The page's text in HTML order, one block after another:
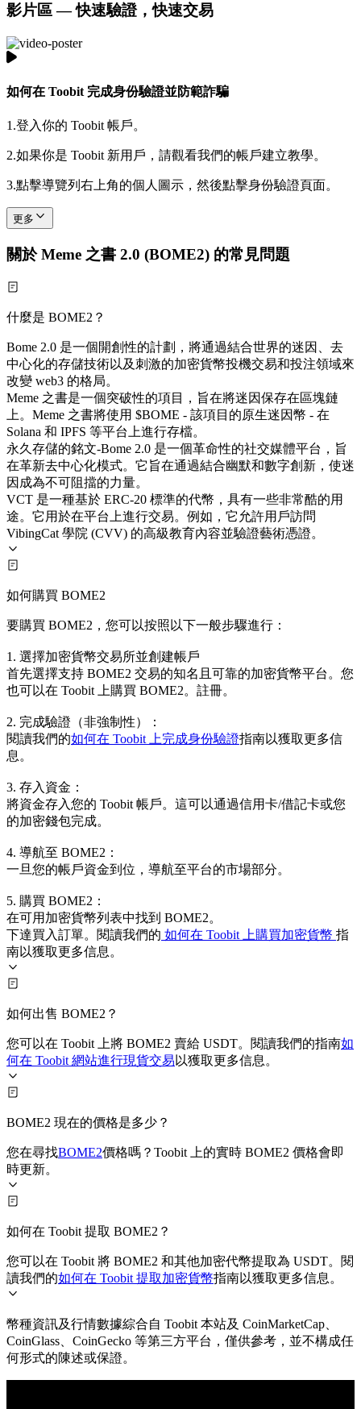
影片區 — 快速驗證，快速交易
如何在 Toobit 完成身份驗證並防範詐騙
1.登入你的 Toobit 帳戶。
2.如果你是 Toobit 新用戶，請觀看我們的帳戶建立教學。
3.點擊導覽列右上角的個人圖示，然後點擊身份驗證頁面。
更多
關於 Meme 之書 2.0 (BOME2) 的常見問題
什麼是 BOME2？
Bome 2.0 是一個開創性的計劃，將通過結合世界的迷因、去
中心化的存儲技術以及刺激的加密貨幣投機交易和投注領域來
改變 web3 的格局。
Meme 之書是一個突破性的項目，旨在將迷因保存在區塊鏈
上。Meme 之書將使用 $BOME - 該項目的原生迷因幣 - 在
Solana 和 IPFS 等平台上進行存檔。
永久存儲的銘文-Bome 2.0 是一個革命性的社交媒體平台，旨
在革新去中心化模式。它旨在通過結合幽默和數字創新，使迷
因成為不可阻擋的力量。
VCT 是一種基於 ERC-20 標準的代幣，具有一些非常酷的用
途。它用於在平台上進行交易。例如，它允許用戶訪問
VibingCat 學院 (CVV) 的高級教育內容並驗證藝術憑證。
如何購買 BOME2
要購買 BOME2，您可以按照以下一般步驟進行：
1. 選擇加密貨幣交易所並創建帳戶
首先選擇支持 BOME2 交易的知名且可靠的加密貨幣平台。您
也可以在 Toobit 上購買 BOME2。註冊。
2. 完成驗證（非強制性）：
閱讀我們的如何在 Toobit 上完成身份驗證指南以獲取更多信
息。
3. 存入資金：
將資金存入您的 Toobit 帳戶。這可以通過信用卡/借記卡或您
的加密錢包完成。
4. 導航至 BOME2：
一旦您的帳戶資金到位，導航至平台的市場部分。
5. 購買 BOME2：
在可用加密貨幣列表中找到 BOME2。
下達買入訂單。閱讀我們的 如何在 Toobit 上購買加密貨幣 指
南以獲取更多信息。
如何出售 BOME2？
您可以在 Toobit 上將 BOME2 賣給 USDT。閱讀我們的指南如
何在 Toobit 網站進行現貨交易 以獲取更多信息。
BOME2 現在的價格是多少？
您在尋找BOME2價格嗎？Toobit 上的實時 BOME2 價格會即
時更新。
如何在 Toobit 提取 BOME2？
您可以在 Toobit 將 BOME2 和其他加密代幣提取為 USDT。閱
讀我們的如何在 Toobit 提取加密貨幣指南以獲取更多信息。
幣種資訊及行情數據綜合自 Toobit 本站及 CoinMarketCap、
CoinGlass、CoinGecko 等第三方平台，僅供參考，並不構成任
何形式的陳述或保證。